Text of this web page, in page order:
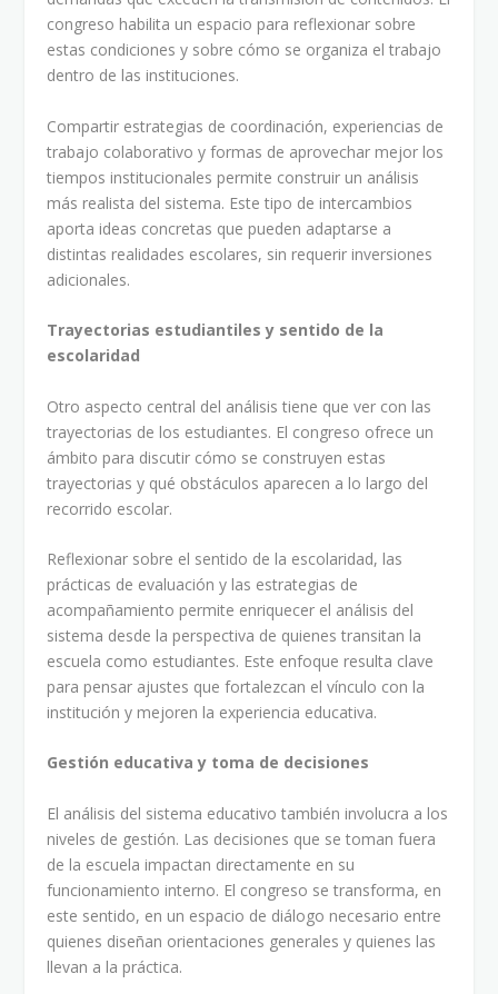
congreso habilita un espacio para reflexionar sobre
estas condiciones y sobre cómo se organiza el trabajo
dentro de las instituciones.
Compartir estrategias de coordinación, experiencias de
trabajo colaborativo y formas de aprovechar mejor los
tiempos institucionales permite construir un análisis
más realista del sistema. Este tipo de intercambios
aporta ideas concretas que pueden adaptarse a
distintas realidades escolares, sin requerir inversiones
adicionales.
Trayectorias estudiantiles y sentido de la
escolaridad
Otro aspecto central del análisis tiene que ver con las
trayectorias de los estudiantes. El congreso ofrece un
ámbito para discutir cómo se construyen estas
trayectorias y qué obstáculos aparecen a lo largo del
recorrido escolar.
Reflexionar sobre el sentido de la escolaridad, las
prácticas de evaluación y las estrategias de
acompañamiento permite enriquecer el análisis del
sistema desde la perspectiva de quienes transitan la
escuela como estudiantes. Este enfoque resulta clave
para pensar ajustes que fortalezcan el vínculo con la
institución y mejoren la experiencia educativa.
Gestión educativa y toma de decisiones
El análisis del sistema educativo también involucra a los
niveles de gestión. Las decisiones que se toman fuera
de la escuela impactan directamente en su
funcionamiento interno. El congreso se transforma, en
este sentido, en un espacio de diálogo necesario entre
quienes diseñan orientaciones generales y quienes las
llevan a la práctica.